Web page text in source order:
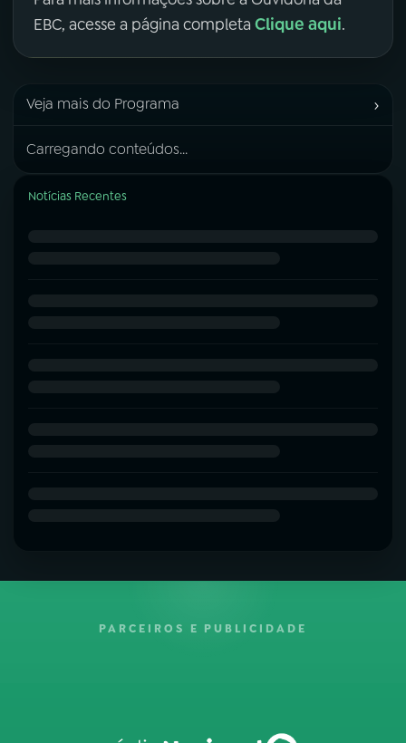
EBC, acesse a página completa Clique aqui.
Veja mais do Programa ›
Carregando conteúdos...
Notícias Recentes
PARCEIROS E PUBLICIDADE